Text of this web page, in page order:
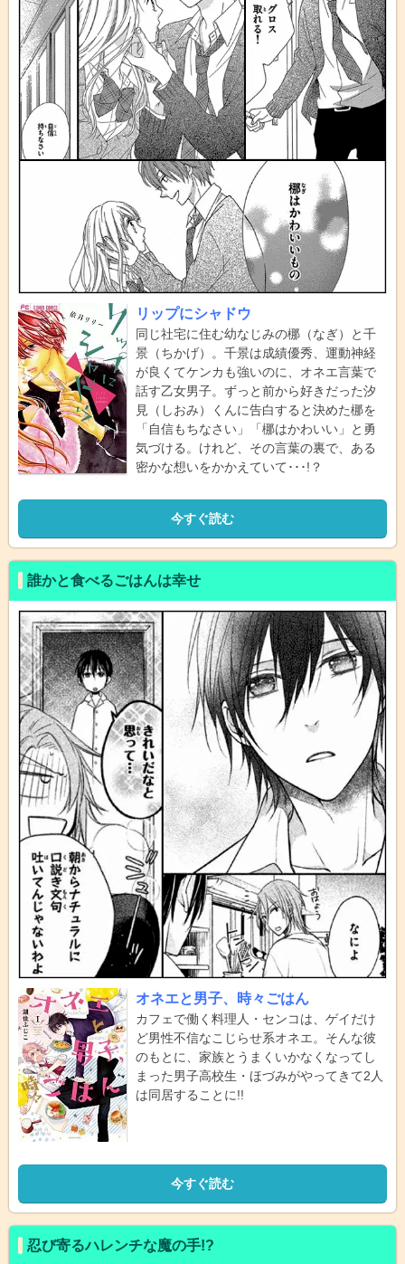
リップにシャドウ
同じ社宅に住む幼なじみの梛（なぎ）と千
景（ちかげ）。千景は成績優秀、運動神経
が良くてケンカも強いのに、オネエ言葉で
話す乙女男子。ずっと前から好きだった汐
見（しおみ）くんに告白すると決めた梛を
「自信もちなさい」「梛はかわいい」と勇
気づける。けれど、その言葉の裏で、ある
密かな想いをかかえていて･･･!？
今すぐ読む
誰かと食べるごはんは幸せ
オネエと男子、時々ごはん
カフェで働く料理人・センコは、ゲイだけ
ど男性不信なこじらせ系オネエ。そんな彼
のもとに、家族とうまくいかなくなってし
まった男子高校生・ほづみがやってきて2人
は同居することに!!
今すぐ読む
忍び寄るハレンチな魔の手!?